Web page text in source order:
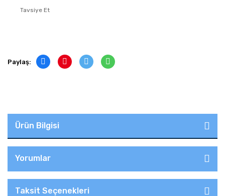
Tavsiye Et
Paylaş:
Ürün Bilgisi
Yorumlar
Taksit Seçenekleri